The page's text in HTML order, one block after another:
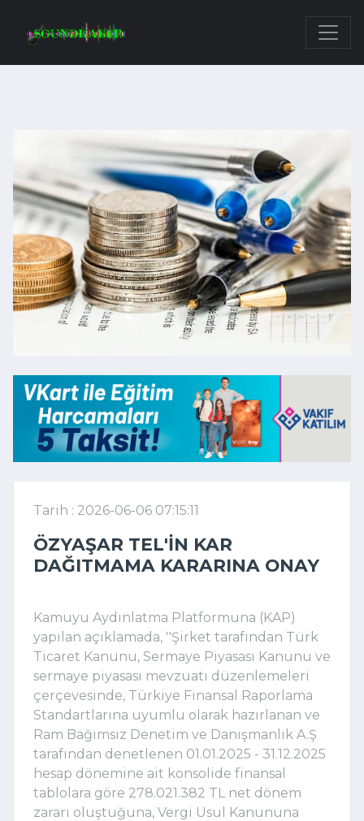
Tarih : 2026-06-06 07:15:11
ÖZYAŞAR TEL'IN KAR
DAĞITMAMA KARARINA ONAY
Kamuyu Aydınlatma Platformuna (KAP)
yapılan açıklamada, ''Şirket tarafından Türk
Ticaret Kanunu, Sermaye Piyasası Kanunu ve
sermaye piyasası mevzuatı düzenlemeleri
çerçevesinde, Türkiye Finansal Raporlama
Standartlarına uyumlu olarak hazırlanan ve
Ram Bağımsız Denetim ve Danışmanlık A.Ş
tarafından denetlenen 01.01.2025 - 31.12.2025
hesap dönemine ait konsolide finansal
tablolara göre 278.021.382 TL net dönem
zararı oluştuğuna, Vergi Usul Kanununa